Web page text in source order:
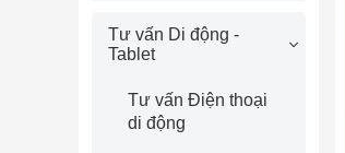
Tư vấn Di động -
Tablet
Tư vấn Điện thoại
di động